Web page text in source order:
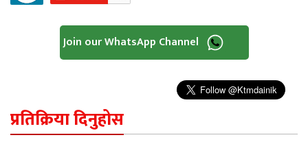
Join our WhatsApp Channel
प्रतिक्रिया दिनुहोस